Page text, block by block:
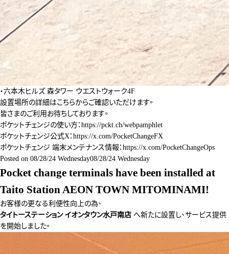
・六本木ヒルズ 森タワー ウエストウォーク4F
設置場所の詳細はこちらからご確認いただけます。
皆さまのご利用お待ちしております。
ポケットチェンジの使い方： https://pckt.ch/webpamphlet
ポケットチェンジ公式X： https://x.com/PocketChangeFX
ポケットチェンジ 端末メンテナンス情報： https://x.com/PocketChangeOps
Posted on 08/28/24 Wednesday08/28/24 Wednesday
Pocket change terminals have been installed at
Taito Station AEON TOWN MITOMINAMI!
お客様の更なる利便性向上の為、
タイトーステーション イオンタウン水戸南店 へ新たに設置し、サービス提供
を開始しました。